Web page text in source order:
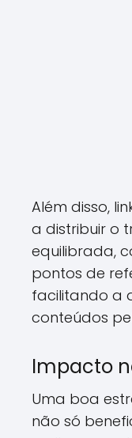
Além disso,
a distribuir o
equilibrada,
pontos de
facilitando a
conteúdos
Impacto
Uma boa
não só